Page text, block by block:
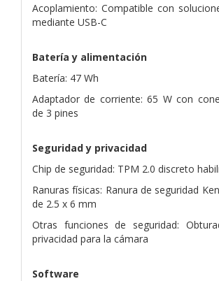
Acoplamiento: Compatible con
mediante USB-C
Batería y alimentación
Batería: 47 Wh
Adaptador de corriente: 65 W con
de 3 pines
Seguridad y privacidad
Chip de seguridad: TPM 2.0 discreto
Ranuras físicas: Ranura de seguridad
de 2.5 x 6 mm
Otras funciones de seguridad:
privacidad para la cámara
Software